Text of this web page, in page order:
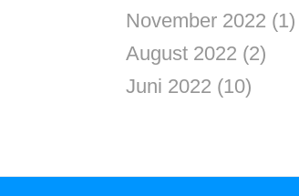
November 2022 (1)
August 2022 (2)
Juni 2022 (10)